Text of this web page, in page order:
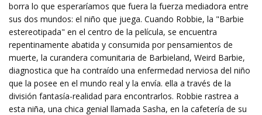
borra lo que esperaríamos que fuera la fuerza mediadora entre
sus dos mundos: el niño que juega. Cuando Robbie, la "Barbie
estereotipada" en el centro de la película, se encuentra
repentinamente abatida y consumida por pensamientos de
muerte, la curandera comunitaria de Barbieland, Weird Barbie,
diagnostica que ha contraído una enfermedad nerviosa del niño
que la posee en el mundo real y la envía. ella a través de la
división fantasía-realidad para encontrarlos. Robbie rastrea a
esta niña, una chica genial llamada Sasha, en la cafetería de su